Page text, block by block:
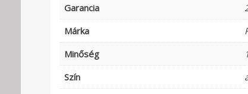
Garancia
Márka
Minőség
Szín